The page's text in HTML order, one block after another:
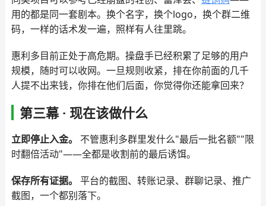
用的都是同一套剧本。换个名字，换个logo，换个群二维
码，一样的话术发一遍，照样有人往里跳。
惠利多目前正处于高危期。操盘手已经积累了足够的用户
规模，随时可以收网。一旦规则收紧，排在你前面的几千
人提不出来钱，你排在他们后面，你觉得你还能拿回来？
第三幕 · 现在该做什么
立即停止入金。
不管惠利多群里发什么"最后一批名额""限
时翻倍活动"——全都是收割前的最后诱饵。
保存所有证据。 平台的截图、转账记录、群聊记录、推广
截图，一个都别落下。